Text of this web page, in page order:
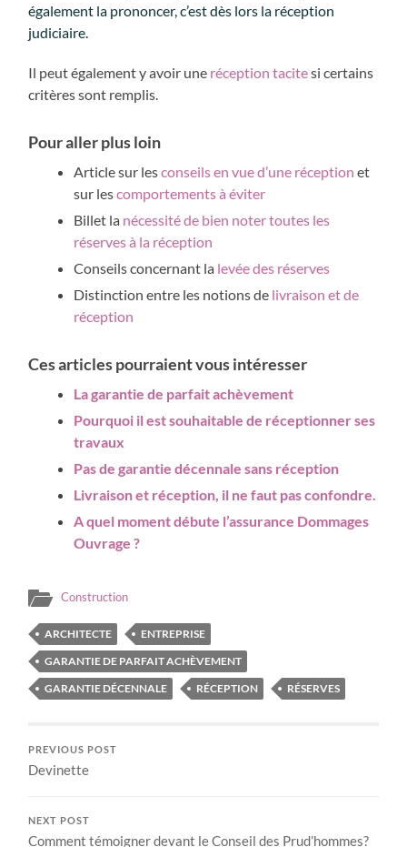
également la prononcer, c’est dès lors la réception
judiciaire.
Il peut également y avoir une réception tacitesi certains
critères sont remplis.
Pour aller plus loin
Article sur lesconseils en vue d’une réception et
sur lescomportements à éviter
Billet la nécessité de bien noter toutes les
réserves à la réception
Conseils concernant la levée des réserves
Distinction entre les notions de livraison et de
réception
Ces articles pourraient vous intéresser
La garantie de parfait achèvement
Pourquoi il est souhaitable de réceptionner ses
travaux
Pas de garantie décennale sans réception
Livraison et réception, il ne faut pas confondre.
A quel moment débute l’assurance Dommages
Ouvrage ?
Construction
ARCHITECTE
ENTREPRISE
GARANTIE DE PARFAIT ACHÈVEMENT
GARANTIE DÉCENNALE
RÉCEPTION RÉSERVES
PREVIOUS POST
Devinette
NEXT POST
Comment témoigner devant le Conseil des Prud’hommes?